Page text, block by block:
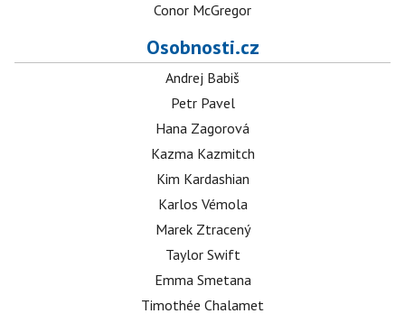
Conor McGregor
Osobnosti.cz
Andrej Babiš
Petr Pavel
Hana Zagorová
Kazma Kazmitch
Kim Kardashian
Karlos Vémola
Marek Ztracený
Taylor Swift
Emma Smetana
Timothée Chalamet